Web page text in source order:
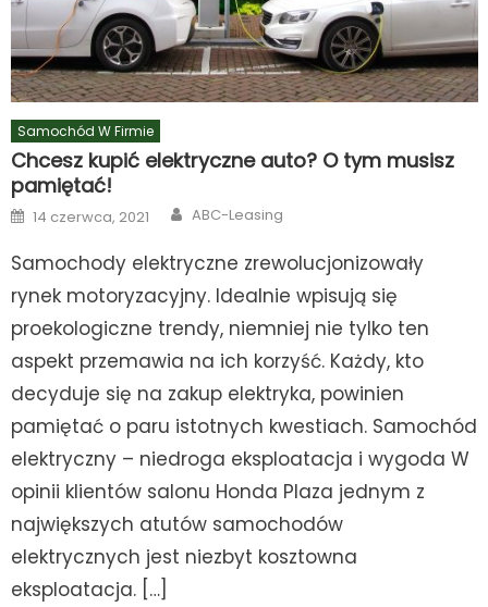
Samochód W Firmie
Chcesz kupić elektryczne auto? O tym musisz
pamiętać!
Posted
on
14 czerwca, 2021 Author
ABC-Leasing
Samochody elektryczne zrewolucjonizowały
rynek motoryzacyjny. Idealnie wpisują się
proekologiczne trendy, niemniej nie tylko ten
aspekt przemawia na ich korzyść. Każdy, kto
decyduje się na zakup elektryka, powinien
pamiętać o paru istotnych kwestiach. Samochód
elektryczny – niedroga eksploatacja i wygoda W
opinii klientów salonu Honda Plaza jednym z
największych atutów samochodów
elektrycznych jest niezbyt kosztowna
eksploatacja. […]